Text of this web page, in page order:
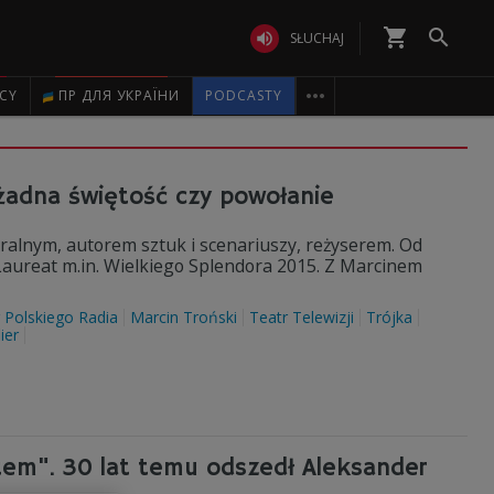
 SŁUCHAJ shopping_cart 
ПР ДЛЯ УКРАЇНИ PODCASTY 
świętość czy powołanie
autorem sztuk i scenariuszy, reżyserem. Od
m.in. Wielkiego Splendora 2015. Z Marcinem
Radia Marcin Troński Teatr Telewizji
Trójka
30 lat temu odszedł Aleksander